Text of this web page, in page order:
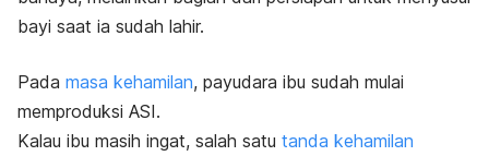
bayi saat ia sudah lahir.
Pada masa kehamilan, payudara ibu sudah mulai
memproduksi ASI.
Kalau ibu masih ingat, salah satu tanda kehamilan